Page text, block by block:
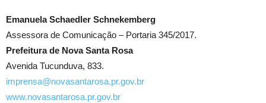
Emanuela Schaedler Schnekemberg
Assessora de Comunicação – Portaria 345/2017.
Prefeitura de Nova Santa Rosa
Avenida Tucunduva, 833.
imprensa@novasantarosa.pr.gov.br
www.novasantarosa.pr.gov.br